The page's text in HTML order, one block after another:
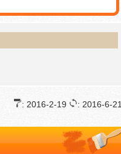
: 2016-2-19 : 2016-6-21